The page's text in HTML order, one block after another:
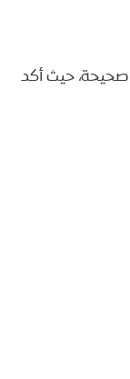
اليومية إلى منفذ الوديعة إلى 30 رحلة فقط صحيحة، حيث أكد